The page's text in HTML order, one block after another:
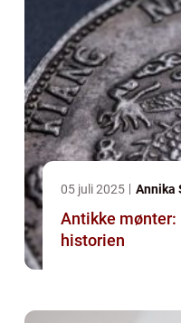
05 juli 2025 Annika
Antikke mønter:
historien